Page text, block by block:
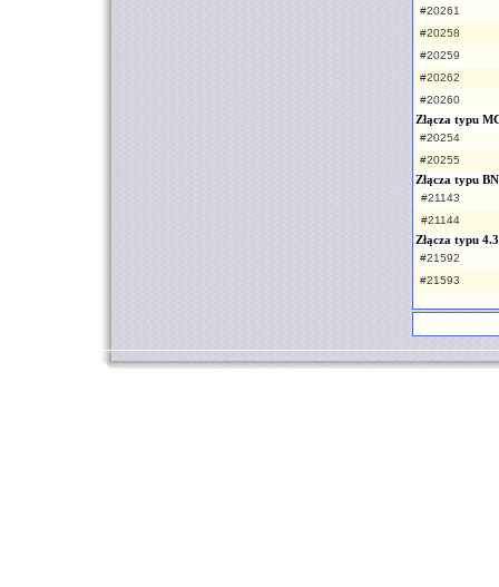
#20261
#20258
#20259
#20262
#20260
Złącza typu
#20254
#20255
Złącza typu
#21143
#21144
Złącza typu
#21592
#21593